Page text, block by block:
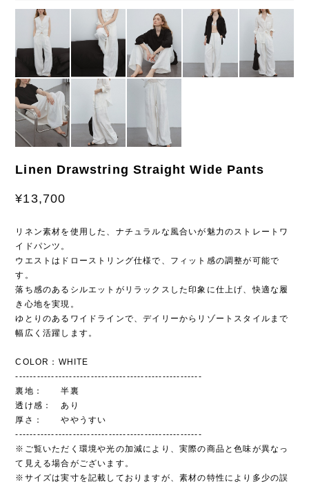
Linen Drawstring Straight Wide Pants
¥13,700
リネン素材を使用した、ナチュラルな風合いが魅力のストレートワ
イドパンツ。
ウエストはドローストリング仕様で、フィット感の調整が可能で
す。
落ち感のあるシルエットがリラックスした印象に仕上げ、快適な履
き心地を実現。
ゆとりのあるワイドラインで、デイリーからリゾートスタイルまで
幅広く活躍します。
COLOR：WHITE
----------------------------------------------------
裏地： 半裏
透け感： あり
厚さ： ややうすい
----------------------------------------------------
※ご覧いただく環境や光の加減により、実際の商品と色味が異なっ
て見える場合がございます。
※サイズは実寸を記載しておりますが、素材の特性により多少の誤